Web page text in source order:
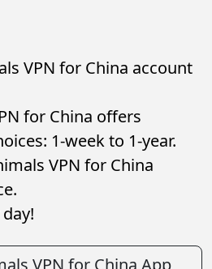
VPN for China account
for China offers
1-week to 1-year.
VPN for China